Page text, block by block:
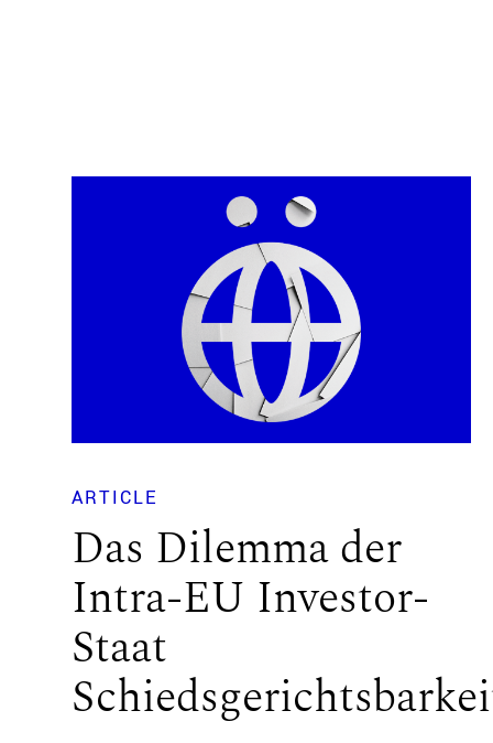
ARTICLE
Das Dilemma der
Intra-EU Investor-
Staat